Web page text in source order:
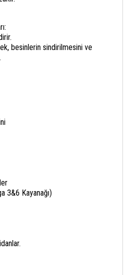
besinlerin sindirilmesini ve
3&6 Kayanağı)